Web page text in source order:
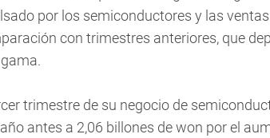
por los semiconductores y las
con trimestres anteriores, que
trimestre de su negocio de
antes a 2,06 billones de won por el